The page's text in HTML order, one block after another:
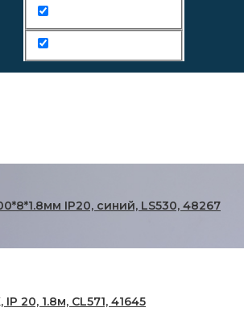
IP20, синий, LS530, 48267
20, 1.8м, CL571, 41645